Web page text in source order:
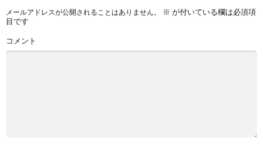
メールアドレスが公開されることはありません。 ※ が付いている欄は必須項
目です
コメント